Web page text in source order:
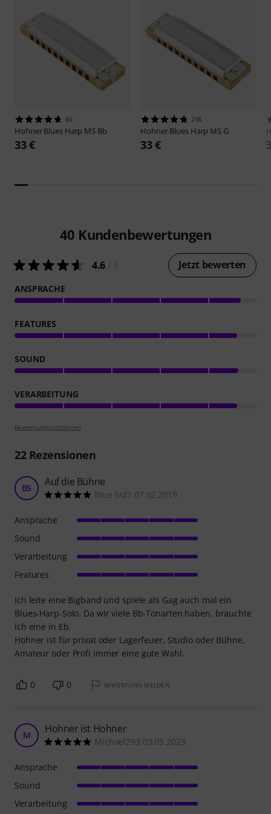
65
HohnerBlues Harp MS Bb
33 €
218
HohnerBlues Harp MS G
33 €
40 Kundenbewertungen
4.6 Jetzt bewerten
ANSPRACHE
FEATURES
SOUND
VERARBEITUNG
Bewertungsrichtlinien
22Rezensionen
BS Auf die Bühne
Blue Sid1 07.02.2019
Ich leite eine Bigband und spiele als Gag auch mal ein
Blues-Harp-Solo. Da wir viele Bb-Tonarten haben, brauchte
ich eine in Eb.
Hohner ist für privat oder Lagerfeuer, Studio oder Bühne,
Amateur oder Profi immer eine gute Wahl.
Ansprache
Sound
Verarbeitung
Features
0 0 BEWERTUNG MELDEN
M Hohner ist Hohner
Michael293 03.05.2023
Ansprache
Sound
Verarbeitung